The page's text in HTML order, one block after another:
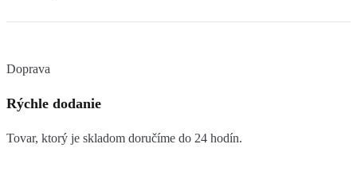
Doprava
Rýchle dodanie
Tovar, ktorý je skladom doručíme do 24 hodín.